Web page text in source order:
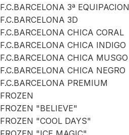
F.C.BARCELONA 3ª EQUIPACION
F.C.BARCELONA 3D
F.C.BARCELONA CHICA CORAL
F.C.BARCELONA CHICA INDIGO
F.C.BARCELONA CHICA MUSGO
F.C.BARCELONA CHICA NEGRO
F.C.BARCELONA PREMIUM
FROZEN
FROZEN "BELIEVE"
FROZEN "COOL DAYS"